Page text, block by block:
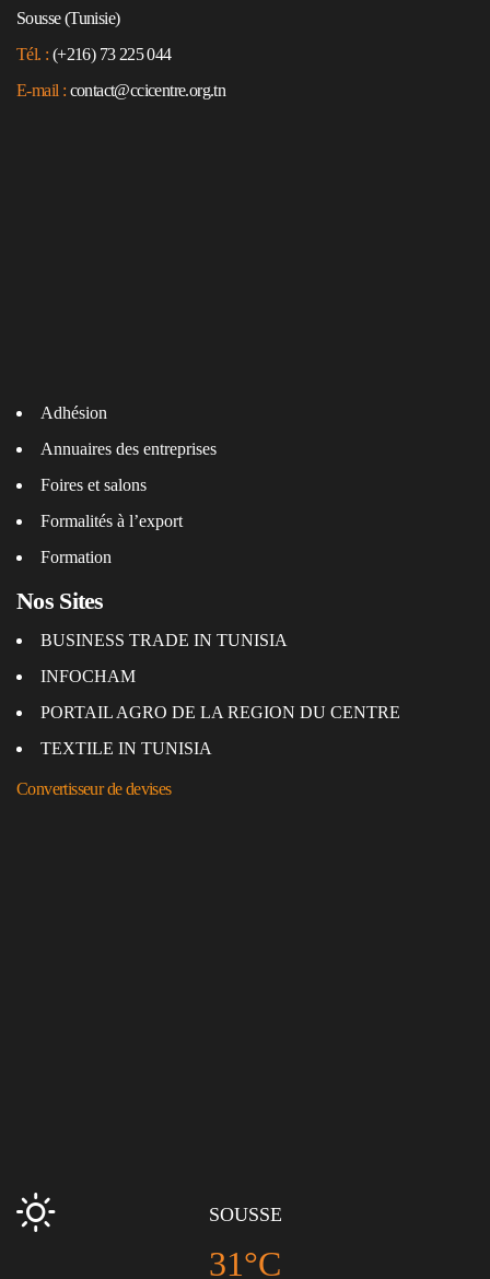
Sousse (Tunisie)
Tél. : (+216) 73 225 044
E-mail : contact@ccicentre.org.tn
Adhésion
Annuaires des entreprises
Foires et salons
Formalités à l’export
Formation
Nos Sites
BUSINESS TRADE IN TUNISIA
INFOCHAM
PORTAIL AGRO DE LA REGION DU CENTRE
TEXTILE IN TUNISIA
Convertisseur de devises
SOUSSE
31°C